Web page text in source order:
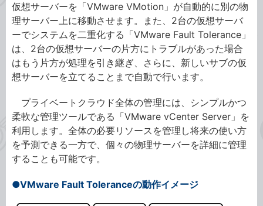
仮想サーバーを「VMware VMotion」が自動的に別の物
理サーバー上に移動させます。また、2台の仮想サーバ
ーでシステムを二重化する「VMware Fault Tolerance」
は、2台の仮想サーバーの片方にトラブルがあった場合
はもう片方が処理を引き継ぎ、さらに、新しいサブの仮
想サーバーを立てることまで自動で行います。
プライベートクラウド全体の管理には、シンプルかつ
柔軟な管理ツールである「VMware vCenter Server」を
利用します。全体の必要リソースを管理し将来の使い方
を予測できる一方で、個々の物理サーバーを詳細に管理
することも可能です。
●VMware Fault Toleranceの動作イメージ